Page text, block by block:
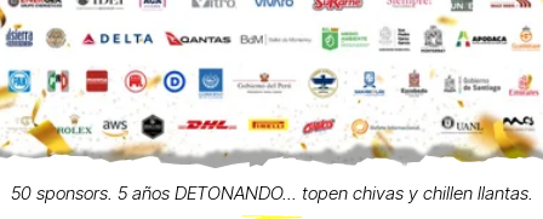
50 sponsors. 5 años DETONANDO... topen chivas y chillen llantas.